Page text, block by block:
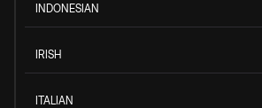
INDONESIAN
IRISH
ITALIAN